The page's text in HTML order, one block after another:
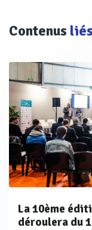
Contenus liés
La 10ème
déroulera du